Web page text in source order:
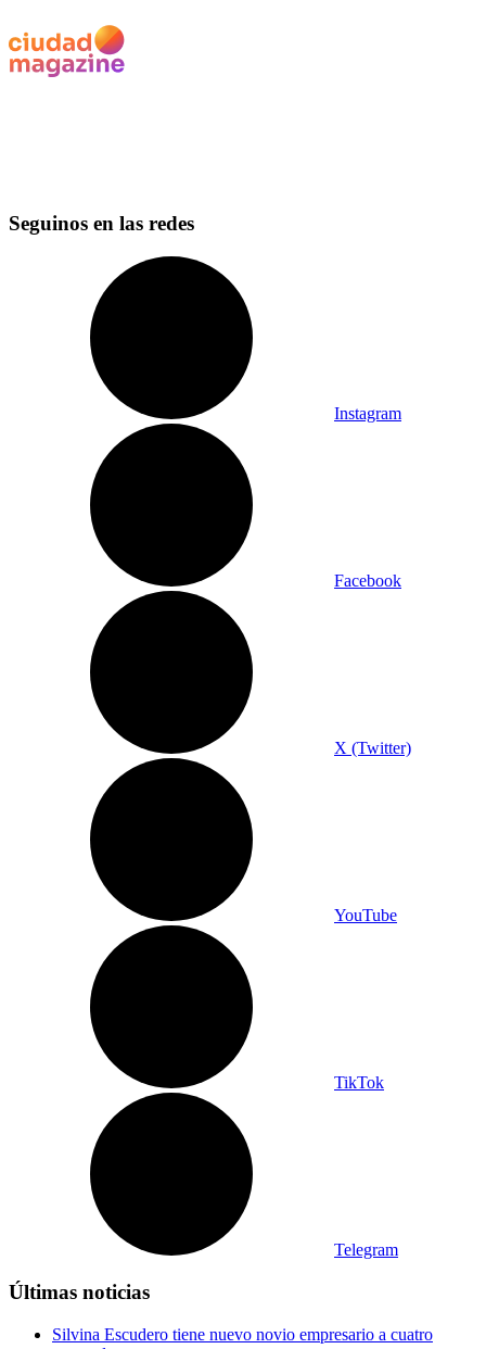
Seguinos en las redes
Instagram
Facebook
X (Twitter)
YouTube
TikTok
Telegram
Últimas noticias
Silvina Escudero tiene nuevo novio empresario a cuatro